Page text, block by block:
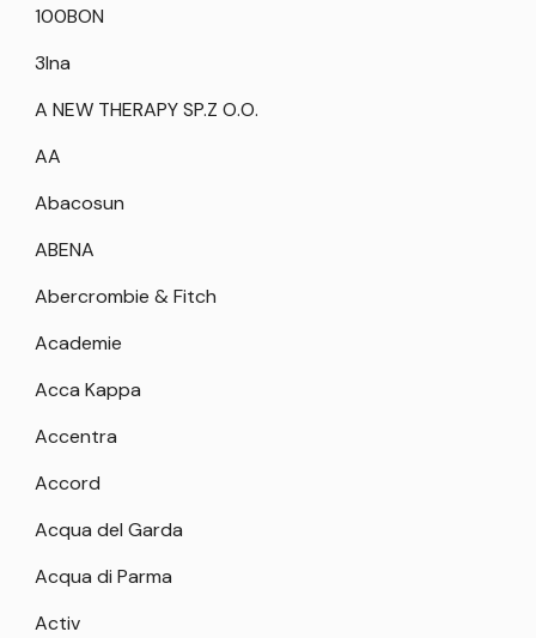
100BON
3Ina
A NEW THERAPY SP.Z O.O.
AA
Abacosun
ABENA
Abercrombie & Fitch
Academie
Acca Kappa
Accentra
Accord
Acqua del Garda
Acqua di Parma
Activ